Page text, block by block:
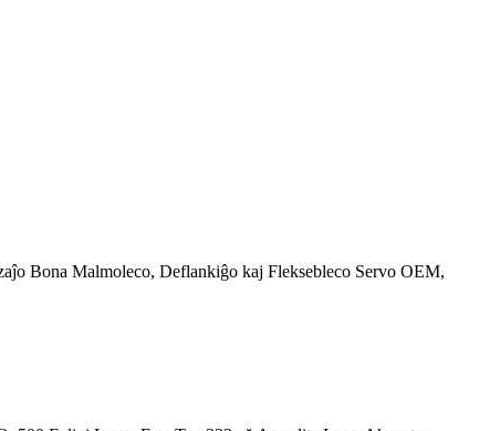
Bona Malmoleco, Deflankiĝo kaj Fleksebleco Servo OEM,